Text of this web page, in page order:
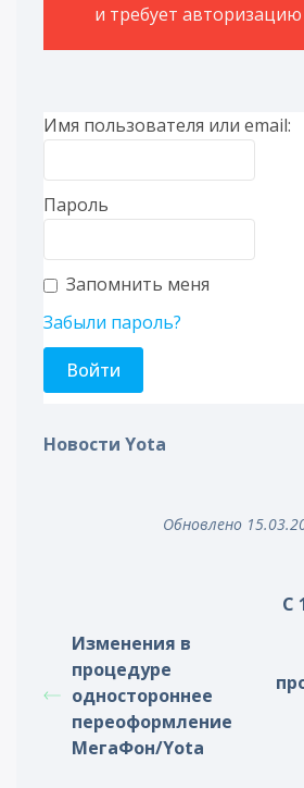
и требует авторизацию
Имя пользователя или email:
Пароль
Запомнить меня
Забыли пароль?
Новости Yota
Обновлено
Изменения в
процедуре
одностороннее
переоформление
МегаФон/Yota
С